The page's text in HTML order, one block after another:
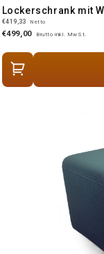
Lockerschrank mit
€419,33 Netto
€499,00 Brutto inkl. MwSt.